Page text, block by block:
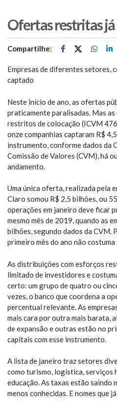
Ofertas restritas já
Compartilhe:
Empresas de diferentes setores,
captado
Neste início de ano, as ofertas
praticamente paralisadas. Mas
restritos de colocação (ICVM
onze companhias captaram R$
instrumento, conforme dados da
Comissão de Valores (CVM), há
andamento.
Uma única oferta, realizada pela
Claro somou R$ 2,5 bilhões, ou
operações em janeiro deve ficar
mesmo mês de 2019, quando as
bilhões, segundo dados da CVM.
primeiro mês do ano não
As distribuições com esforços
limitado de investidores e
certo: um grupo de quatro ou
vezes, o banco que coordena a
percentual relevante. As
mais cara por outra mais barata,
de expansão e outras estão no
capitais com esse instrumento.
A lista de janeiro traz setores
como turismo, logística, serviços
educação. As taxas estão saindo
menos conhecidas. E nomes que